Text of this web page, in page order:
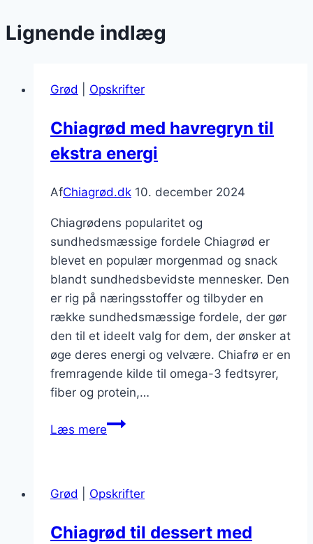
Lignende indlæg
Grød Opskrifter
Chiagrød med havregryn til
ekstra energi
AfChiagrød.dk 10. december 2024
Chiagrødens popularitet og
sundhedsmæssige fordele Chiagrød er
blevet en populær morgenmad og snack
blandt sundhedsbevidste mennesker. Den
er rig på næringsstoffer og tilbyder en
række sundhedsmæssige fordele, der gør
den til et ideelt valg for dem, der ønsker at
øge deres energi og velvære. Chiafrø er en
fremragende kilde til omega-3 fedtsyrer,
fiber og protein,…
Læs mereChiagrød
ekstra
Grød Opskrifter
Chiagrød til dessert med